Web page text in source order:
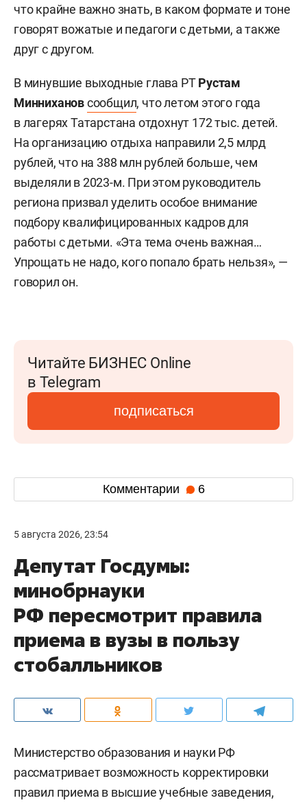
что крайне важно знать, в каком формате и тоне
говорят вожатые и педагоги с детьми, а также
друг с другом.
В минувшие выходные глава РТРустам
Миннихановсообщил, что летом этого года
в лагерях Татарстана отдохнут 172 тыс. детей.
На организацию отдыха направили 2,5 млрд
рублей, что на 388 млн рублей больше, чем
выделяли в 2023-м. При этом руководитель
региона призвал уделить особое внимание
подбору квалифицированных кадров для
работы с детьми. «Эта тема очень важная…
Упрощать не надо, кого попало брать нельзя», —
говорил он.
Читайте БИЗНЕС Online
в Telegram
подписаться
Комментарии 6
5 августа 2026, 23:54
Депутат Госдумы:
минобрнауки
РФ пересмотрит правила
приема в вузы в пользу
стобалльников
Министерство образования и науки РФ
рассматривает возможность корректировки
правил приема в высшие учебные заведения,